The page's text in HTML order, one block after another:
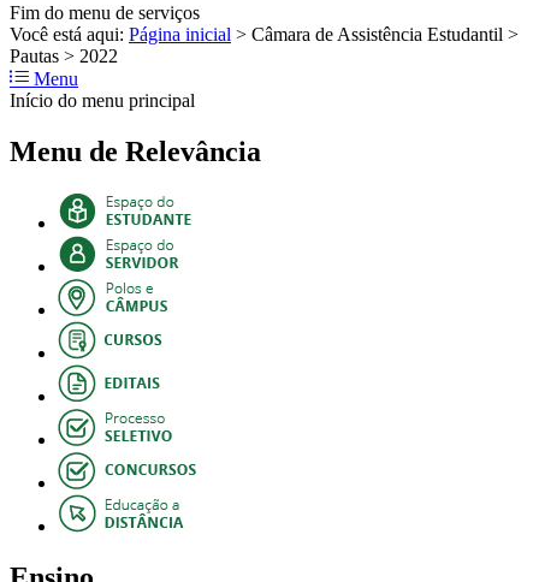
Fim do menu de serviços
Você está aqui: Página inicial > Câmara de Assistência Estudantil >
Pautas > 2022
Menu
Início do menu principal
Menu de Relevância